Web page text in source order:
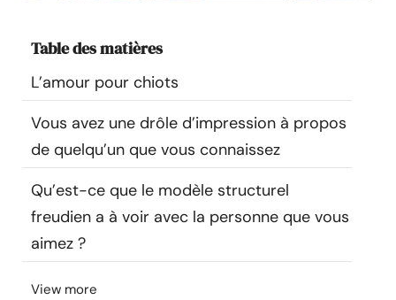
Communauté
Trouver un thérapeute
Langue
nous
© Copyright 2026. Tous droits réservés.
Table des matières
L’amour pour chiots
Vous avez une drôle d’impression à propos
de quelqu’un que vous connaissez
Qu’est-ce que le modèle structurel
freudien a à voir avec la personne que vous
aimez ?
View more